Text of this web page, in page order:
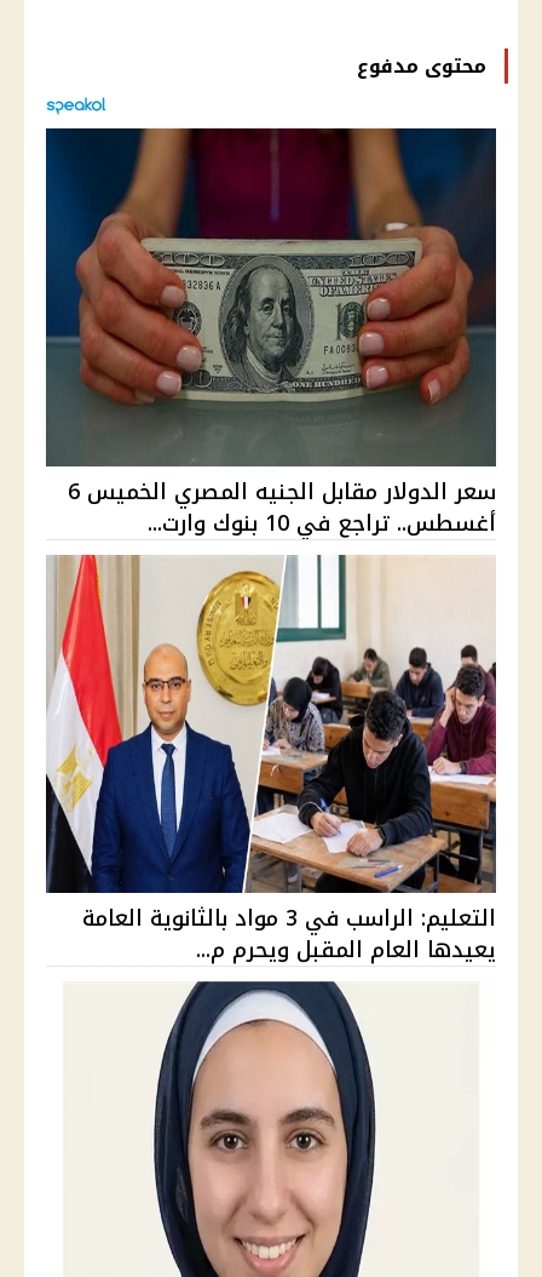
محتوى مدفوع
سعر الدولار مقابل الجنيه المصري الخميس 6
أغسطس.. تراجع في 10 بنوك وارت...
التعليم: الراسب في 3 مواد بالثانوية العامة
يعيدها العام المقبل ويحرم م...